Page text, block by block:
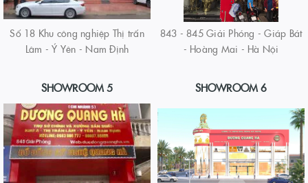
Số 18 Khu công nghiệp Thị trấn
Lâm - Ý Yên - Nam Định
843 - 845 Giải Phóng - Giáp Bát
- Hoàng Mai - Hà Nội
SHOWROOM 5 SHOWROOM 6